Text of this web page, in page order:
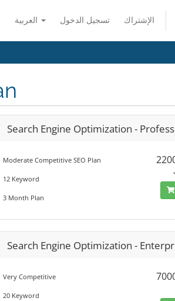
تسجيل الدخول الإشتراك
Search Engine Optimization -
Moderate Competitive SEO Plan
12 Keyword
3 Month Plan
Search Engine Optimization -
Very Competitive
20 Keyword